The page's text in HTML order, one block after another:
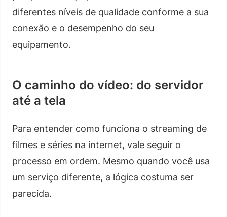
diferentes níveis de qualidade conforme a sua
conexão e o desempenho do seu
equipamento.
O caminho do vídeo: do servidor
até a tela
Para entender como funciona o streaming de
filmes e séries na internet, vale seguir o
processo em ordem. Mesmo quando você usa
um serviço diferente, a lógica costuma ser
parecida.